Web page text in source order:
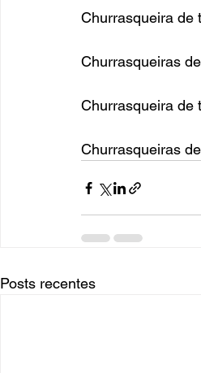
Churrasqueira de
Churrasqueiras
Churrasqueira de
Churrasqueiras
Posts recentes